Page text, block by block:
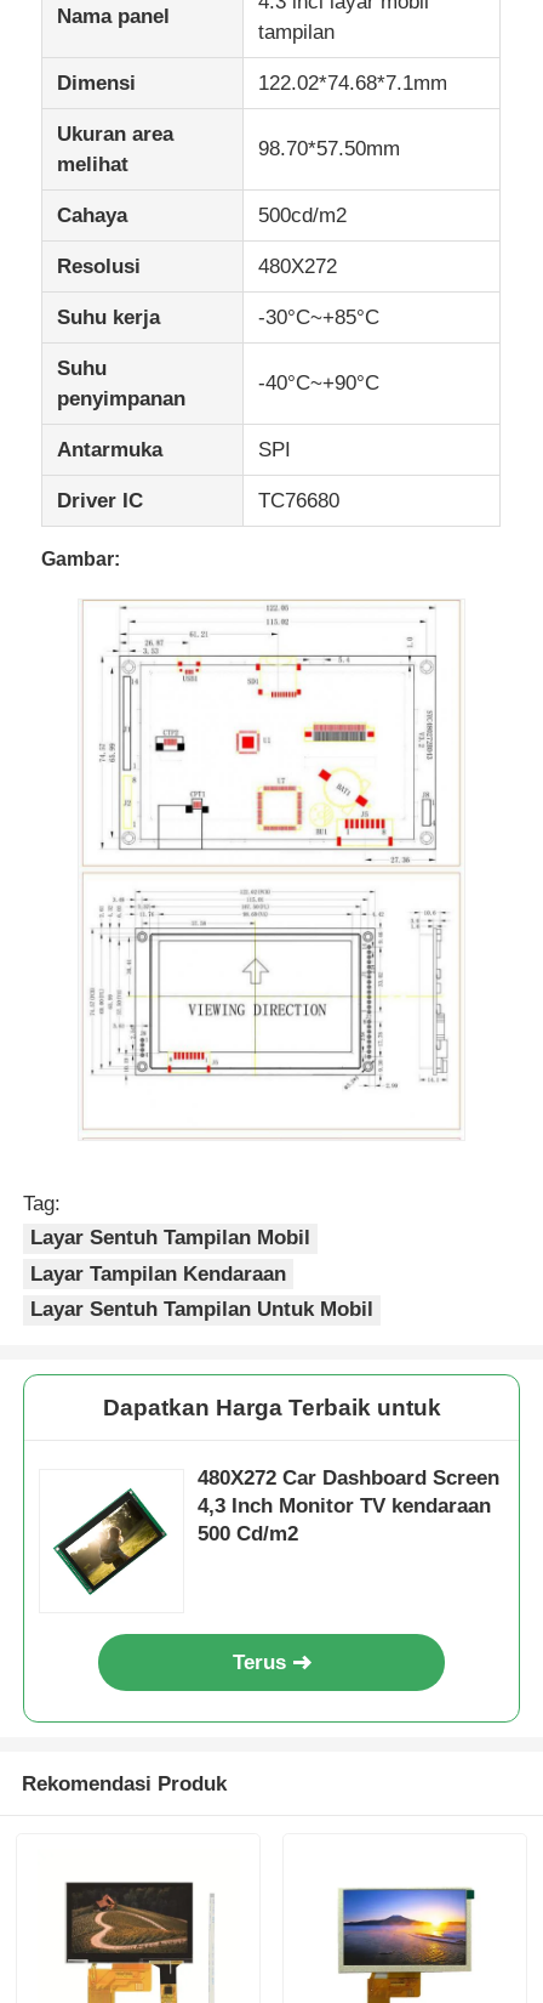
Layar Lcd IPS
Layar sentuh LCD TFT
monitor LCD portabel
Modul Layar OLED
layar LCD mobil
Layar LCD melingkar
Panel layar sentuh LCD
Layar LCD UART
Tampilan Kertas Elektronik
Layar LCD Monochrome
Modul LCD COG
Layar LCD STN
Panel LCD
Modul Layar LCD Kustom
Nama panel
tampilan
Dimensi 122.02*74.68*7.1mm
Ukuran area
melihat
98.70*57.50mm
Cahaya 500cd/m2
Resolusi 480X272
Suhu kerja -30°C~+85°C
Suhu
penyimpanan
-40°C~+90°C
Antarmuka SPI
Driver IC TC76680
Gambar:
Tag:
Layar Sentuh Tampilan Mobil
Layar Tampilan Kendaraan
Layar Sentuh Tampilan Untuk Mobil
Dapatkan Harga Terbaik untuk
480X272 Car Dashboard Screen
4,3 Inch Monitor TV kendaraan
500 Cd/m2
Terus
Rekomendasi Produk